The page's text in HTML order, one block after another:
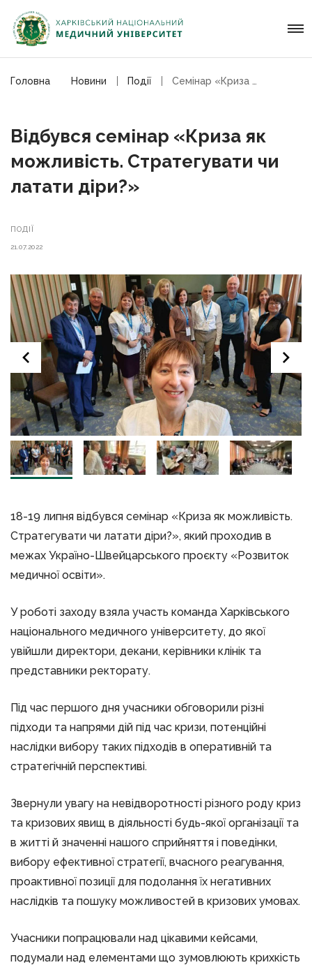
Головна Новини Події
Відбувся семінар «Криза як
можливість. Стратегувати чи
латати діри?»
ПОДІЇ
21.07.2022
18-19 липня відбувся семінар «Криза як можливість.
Стратегувати чи латати діри?», який проходив в
межах Україно-Швейцарського проєкту «Розвиток
медичної освіти».
У роботі заходу взяла участь команда Харківського
національного медичного університету, до якої
увійшли директори, декани, керівники клінік та
представники ректорату.
Під час першого дня учасники обговорили різні
підходи та напрями дій під час кризи, потенційні
наслідки вибору таких підходів в оперативній та
стратегічній перспективі.
Звернули увагу на невідворотності різного роду криз
та кризових явищ в діяльності будь-якої організації та
в житті й значенні нашого сприйняття і поведінки,
вибору ефективної стратегії, вчасного реагування,
проактивної позиції для подолання їх негативних
наслідків та пошуку можливостей в кризових умовах.
Учасники попрацювали над цікавими кейсами,
подумали над елементами що зумовлюють крихкість